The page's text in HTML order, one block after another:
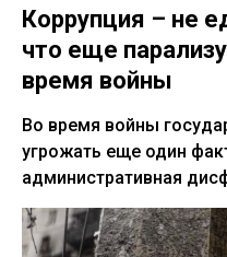
Коррупция – не
что еще
время войны
Во время войны
угрожать еще один
административная